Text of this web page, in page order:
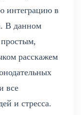
интеграцию в
В данном
расскажем
все
и стресса.